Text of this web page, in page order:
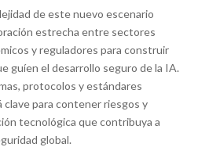
de este nuevo escenario
estrecha entre sectores
y reguladores para construir
guíen el desarrollo seguro de la IA.
protocolos y estándares
clave para contener riesgos y
tecnológica que contribuya a
global.